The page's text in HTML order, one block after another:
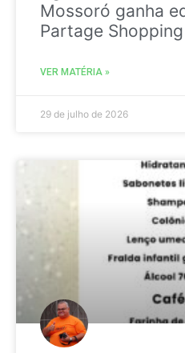
Mossoró ganha
Partage Shopping
VER MATÉRIA »
29 de julho de 2026